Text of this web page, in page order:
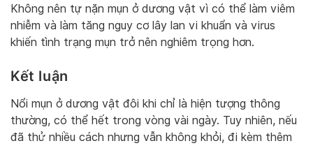
Không nên tự nặn mụn ở dương vật vì có thể làm viêm
nhiễm và làm tăng nguy cơ lây lan vi khuẩn và virus
khiến tình trạng mụn trở nên nghiêm trọng hơn.
Kết luận
Nổi mụn ở dương vật đôi khi chỉ là hiện tượng thông
thường, có thể hết trong vòng vài ngày. Tuy nhiên, nếu
đã thử nhiều cách nhưng vẫn không khỏi, đi kèm thêm